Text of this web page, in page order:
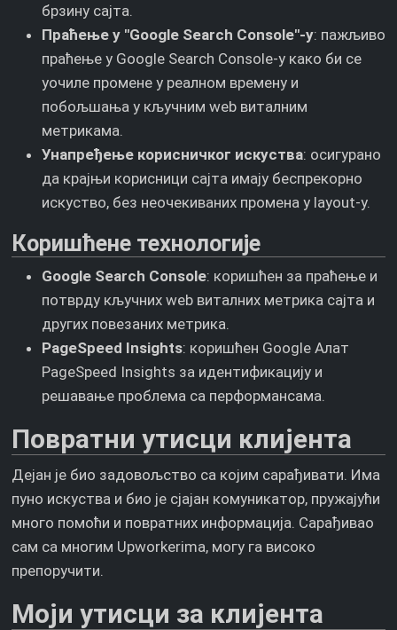
брзину сајта.
Праћење у "Google Search Console"-у: пажљиво
праћење у Google Search Console-у како би се
уочиле промене у реалном времену и
побољшања у кључним web виталним
метрикама.
Унапређење корисничког искуства: осигурано
да крајњи корисници сајта имају беспрекорно
искуство, без неочекиваних промена у layout-у.
Коришћене технологије
Google Search Console: коришћен за праћење и
потврду кључних web виталних метрика сајта и
других повезаних метрика.
PageSpeed Insights: коришћен Google Алат
PageSpeed Insights за идентификацију и
решавање проблема са перформансама.
Повратни утисци клијента
Дејан је био задовољство са којим сарађивати. Има
пуно искуства и био је сјајан комуникатор, пружајући
много помоћи и повратних информација. Сарађивао
сам са многим Upworkerima, могу га високо
препоручити.
Моји утисци за клијента